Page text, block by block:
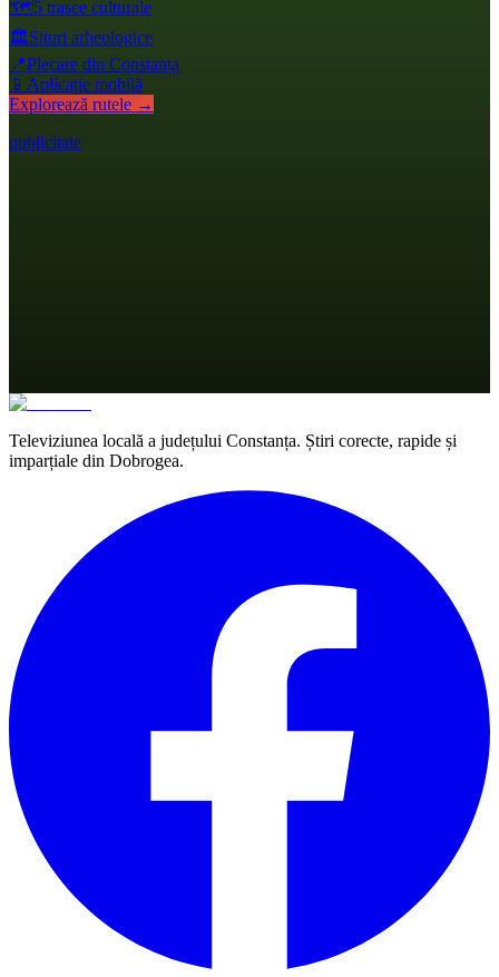
🗺️5 trasee culturale
🏛️Situri arheologice
📍Plecare din Constanța
📱 Aplicație mobilă
Explorează rutele →
publicitate
Televiziunea locală a județului Constanța. Știri corecte, rapide și
imparțiale din Dobrogea.